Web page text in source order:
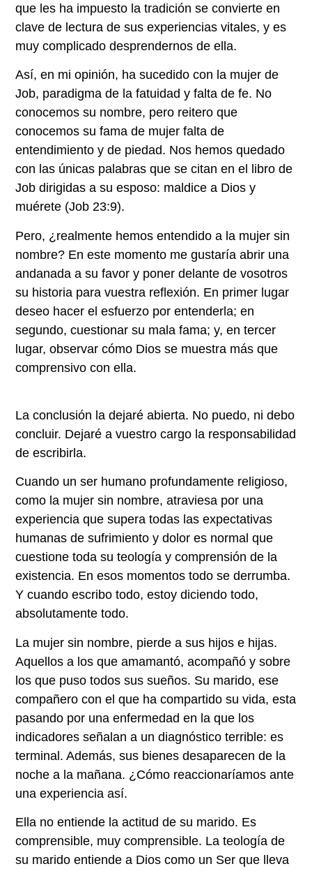
que les ha impuesto la tradición se convierte en
clave de lectura de sus experiencias vitales, y es
muy complicado desprendernos de ella.
Así, en mi opinión, ha sucedido con la mujer de
Job, paradigma de la fatuidad y falta de fe. No
conocemos su nombre, pero reitero que
conocemos su fama de mujer falta de
entendimiento y de piedad. Nos hemos quedado
con las únicas palabras que se citan en el libro de
Job dirigidas a su esposo: maldice a Dios y
muérete (Job 23:9).
Pero, ¿realmente hemos entendido a la mujer sin
nombre? En este momento me gustaría abrir una
andanada a su favor y poner delante de vosotros
su historia para vuestra reflexión. En primer lugar
deseo hacer el esfuerzo por entenderla; en
segundo, cuestionar su mala fama; y, en tercer
lugar, observar cómo Dios se muestra más que
comprensivo con ella.
La conclusión la dejaré abierta. No puedo, ni debo
concluir. Dejaré a vuestro cargo la responsabilidad
de escribirla.
Cuando un ser humano profundamente religioso,
como la mujer sin nombre, atraviesa por una
experiencia que supera todas las expectativas
humanas de sufrimiento y dolor es normal que
cuestione toda su teología y comprensión de la
existencia. En esos momentos todo se derrumba.
Y cuando escribo todo, estoy diciendo todo,
absolutamente todo.
La mujer sin nombre, pierde a sus hijos e hijas.
Aquellos a los que amamantó, acompañó y sobre
los que puso todos sus sueños. Su marido, ese
compañero con el que ha compartido su vida, esta
pasando por una enfermedad en la que los
indicadores señalan a un diagnóstico terrible: es
terminal. Además, sus bienes desaparecen de la
noche a la mañana. ¿Cómo reaccionaríamos ante
una experiencia así.
Ella no entiende la actitud de su marido. Es
comprensible, muy comprensible. La teología de
su marido entiende a Dios como un Ser que lleva